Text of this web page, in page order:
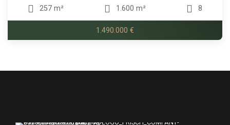
257 m² 1.600 m² 8
1.490.000 €